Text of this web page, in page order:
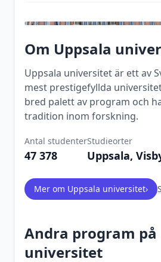
Om Uppsala
Uppsala universitet är ett av
mest prestigefyllda
bred palett av program och
tradition inom forskning.
Antal studenter
47 378
Studieorter
Uppsala,
Mer om Uppsala universitet›
Andra program på
universitet